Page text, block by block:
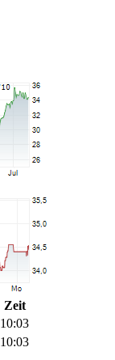
Zeit
10:03
10:03